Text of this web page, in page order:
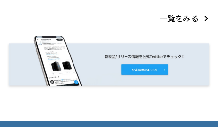
一覧をみる